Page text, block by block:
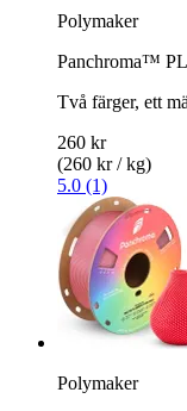
Polymaker
Panchroma™
Två färger, ett
260 kr
(260 kr / kg)
5.0 (1)
Polymaker